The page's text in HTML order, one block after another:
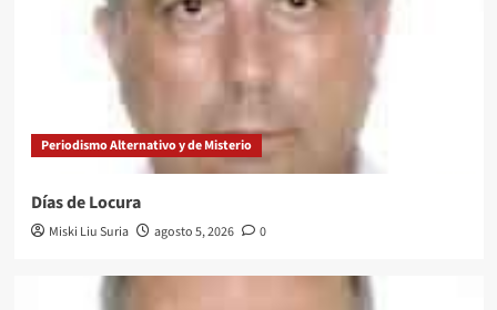
Periodismo Alternativo y de Misterio
Días de Locura
Miski Liu Suria agosto 5, 2026 0